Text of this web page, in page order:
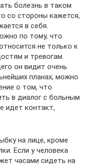
болезнь в таком
со стороны кажется,
в себя.
по тому, что
не только к
и тревогам.
он видит очень
планах, можно
о том, что
в диалог с больным
идет контакт,
на лице, кроме
Если у человека
часами сидеть на